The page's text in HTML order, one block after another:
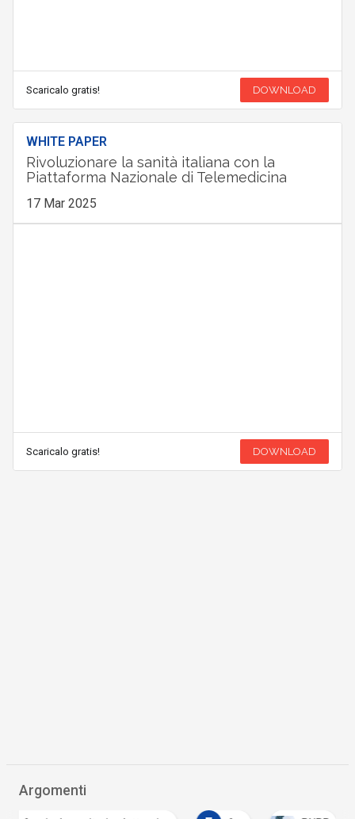
Scaricalo gratis! DOWNLOAD
WHITE PAPER
Rivoluzionare la sanità italiana con la
Piattaforma Nazionale di Telemedicina
17 Mar 2025
Scaricalo gratis! DOWNLOAD
Argomenti